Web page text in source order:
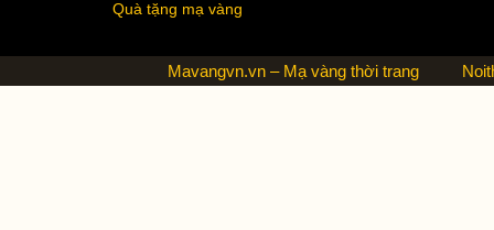
Quà tặng mạ vàng
Mavangvn.vn – Mạ vàng thời trang